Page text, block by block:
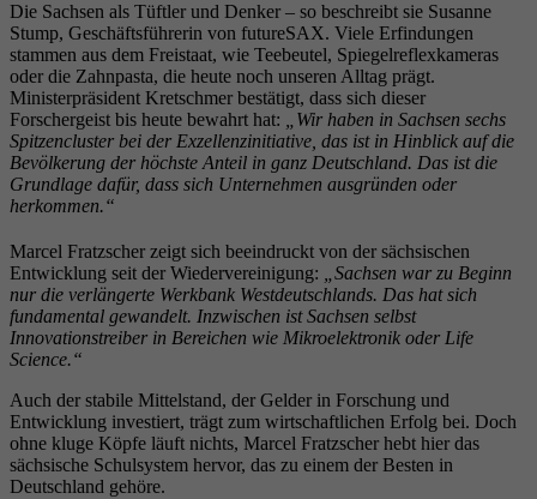
Die Sachsen als Tüftler und Denker – so beschreibt sie Susanne
Stump, Geschäftsführerin von futureSAX. Viele Erfindungen
stammen aus dem Freistaat, wie Teebeutel, Spiegelreflexkameras
oder die Zahnpasta, die heute noch unseren Alltag prägt.
Ministerpräsident Kretschmer bestätigt, dass sich dieser
Forschergeist bis heute bewahrt hat:
„Wir haben in Sachsen sechs
Spitzencluster bei der Exzellenzinitiative, das ist in Hinblick auf die
Bevölkerung der höchste Anteil in ganz Deutschland. Das ist die
Grundlage dafür, dass sich Unternehmen ausgründen oder
herkommen.“
Marcel Fratzscher zeigt sich beeindruckt von der sächsischen
Entwicklung seit der Wiedervereinigung:
„Sachsen war zu Beginn
nur die verlängerte Werkbank Westdeutschlands. Das hat sich
fundamental gewandelt. Inzwischen ist Sachsen selbst
Innovationstreiber in Bereichen wie Mikroelektronik oder Life
Science.“
Auch der stabile Mittelstand, der Gelder in Forschung und
Entwicklung investiert, trägt zum wirtschaftlichen Erfolg bei. Doch
ohne kluge Köpfe läuft nichts, Marcel Fratzscher hebt hier das
sächsische Schulsystem hervor, das zu einem der Besten in
Deutschland gehöre.